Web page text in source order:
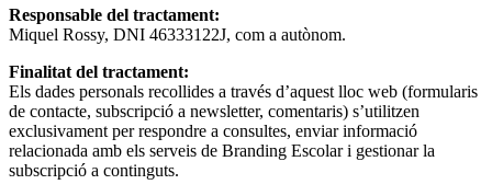
Responsable del tractament:
Miquel Rossy, DNI 46333122J, com a autònom.
Finalitat del tractament:
Els dades personals recollides a través d’aquest lloc web (formularis
de contacte, subscripció a newsletter, comentaris) s’utilitzen
exclusivament per respondre a consultes, enviar informació
relacionada amb els serveis de Branding Escolar i gestionar la
subscripció a continguts.